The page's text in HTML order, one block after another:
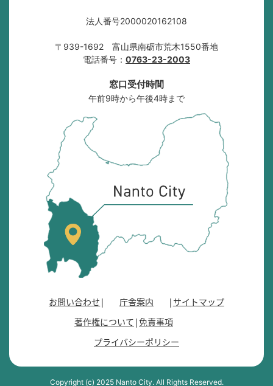
法人番号2000020162108
〒939-1692 富山県南砺市荒木1550番地
電話番号： 0763-23-2003
窓口受付時間
午前9時から午後4時まで
位
置
を
記
し
た
地
。
富
南
お問い合わせ 庁舎案内
サイトマップ
著作権について 免責事項
プライバシーポリシー
Copyright (c) 2025 Nanto City. All Rights Reserved.